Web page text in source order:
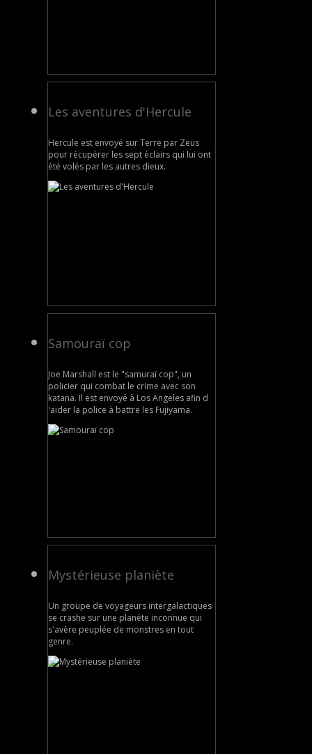
Les aventures d'Hercule
Hercule est envoyé sur Terre par Zeus
pour récupérer les sept éclairs qui lui ont
été volés par les autres dieux.
Samouraï cop
Joe Marshall est le "samuraï cop", un
policier qui combat le crime avec son
katana. Il est envoyé à Los Angeles afin d
'aider la police à battre les Fujiyama.
Mystérieuse planiète
Un groupe de voyageurs intergalactiques
se crashe sur une planète inconnue qui
s'avère peuplée de monstres en tout
genre.